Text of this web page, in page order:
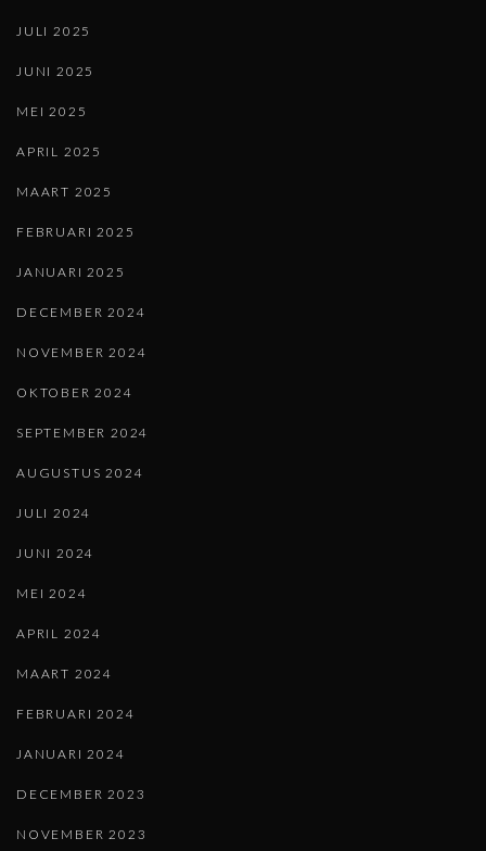
JULI 2025
JUNI 2025
MEI 2025
APRIL 2025
MAART 2025
FEBRUARI 2025
JANUARI 2025
DECEMBER 2024
NOVEMBER 2024
OKTOBER 2024
SEPTEMBER 2024
AUGUSTUS 2024
JULI 2024
JUNI 2024
MEI 2024
APRIL 2024
MAART 2024
FEBRUARI 2024
JANUARI 2024
DECEMBER 2023
NOVEMBER 2023